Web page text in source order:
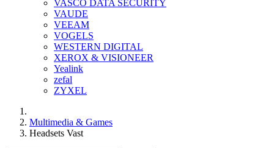
VASCO DATA SECURITY
VAUDE
VEEAM
VOGELS
WESTERN DIGITAL
XEROX & VISIONEER
Yealink
zefal
ZYXEL
Multimedia & Games
Headsets Vast